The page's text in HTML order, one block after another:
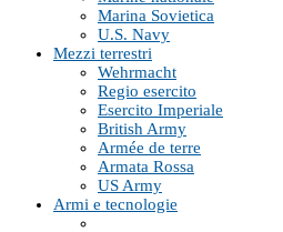
Marina Sovietica
U.S. Navy
Mezzi terrestri
Wehrmacht
Regio esercito
Esercito Imperiale
British Army
Armée de terre
Armata Rossa
US Army
Armi e tecnologie